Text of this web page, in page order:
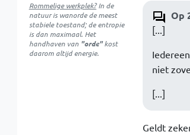
Rommelige werkplek?In de
natuur iswanordede meest
stabiele toestand; de entropie
is dan maximaal. Het
handhaven van "orde"kost
daarom altijd energie.
Op
[...]
niet
[...]
Geldt